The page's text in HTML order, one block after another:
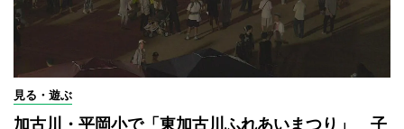
見る・遊ぶ
加古川・平岡小で「東加古川ふれあいまつり」 子